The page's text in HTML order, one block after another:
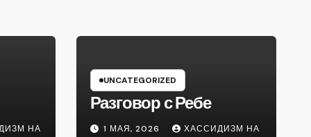
НА
UNCATEGORIZED
Разговор с Ребе
1 МАЯ, 2026 ХАССИДИЗМ НА